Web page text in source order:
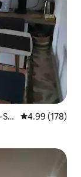
Calificación
4.99 (178)